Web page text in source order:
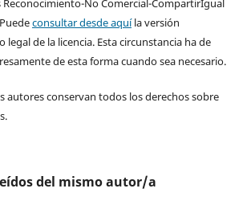
Reconocimiento-No Comercial-CompartirIgual
consultar desde aquíla versión
de la licencia. Esta circunstancia ha de
de esta forma cuando sea necesario.
autores conservan todos los derechos sobre
del mismo autor/a